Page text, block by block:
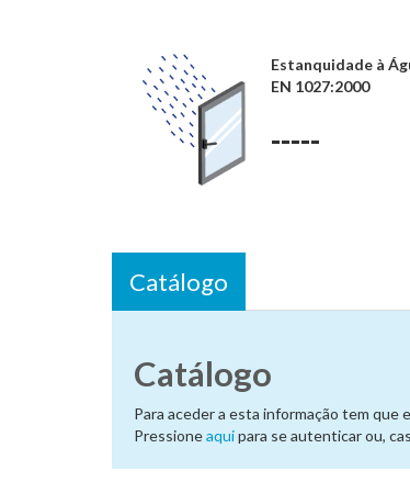
Estanquidade à
EN 1027:2000
-----
Catálogo
Catálogo
Para aceder a esta informação tem
Pressioneaquipara se autenticar ou,